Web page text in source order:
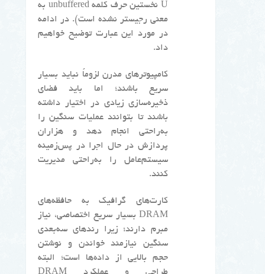
U نخستین حرف کلمه unbuffered به
معنی رجیستر نشده است). در ادامه
در مورد این عبارت توضیح خواهیم
داد.
کامپیوترهای مدرن لزوماً نباید بسیار
سریع باشند؛ اما باید فضای
ذخیره‌سازی زیادی در اختیار داشته
باشند تا بتوانند عملیات سنگین را
به‌راحتی انجام دهد و هزاران
پردازش در حال اجرا در پس‌زمینه
سیستم‌عامل را به‌راحتی مدیریت
کنند.
کارت‌های گرافیک به حافظه‌های
DRAM بسیار سریع اختصاصی، نیاز
مبرم دارند؛ زیرا رندهای سه‌بعدی
سنگین نیازمند خواندن و نوشتن
حجم بالایی از داده‌ها است؛ البته